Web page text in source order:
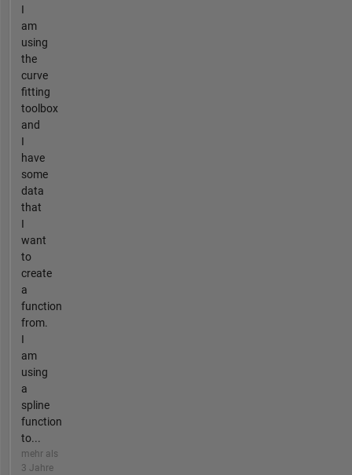
I
am
using
the
curve
fitting
toolbox
and
I
have
some
data
that
I
want
to
create
a
function
from.
I
am
using
a
spline
function
to...
mehr als
3 Jahre